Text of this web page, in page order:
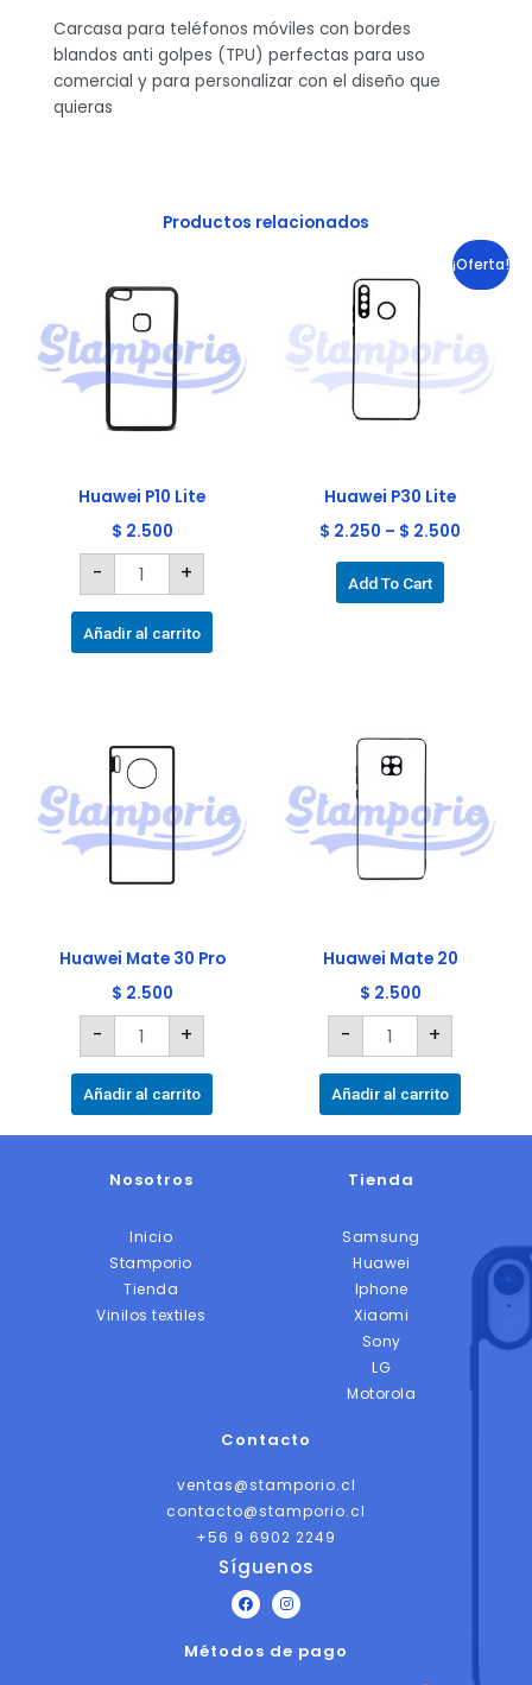
Carcasa para teléfonos móviles con bordes
blandos anti golpes (TPU) perfectas para uso
comercial y para personalizar con el diseño que
quieras
Productos relacionados
Huawei P10 Lite
$ 2.500
-
Lite
cantidad
+
Añadir al carrito
¡Oferta!
Huawei P30 Lite
$ 2.250 – $ 2.500
Add To Cart
Este
producto
múltiples
variantes.
Las
elegir
en
de
Huawei Mate 30 Pro
$ 2.500
-
30
Pro
cantidad
+
Añadir al carrito
Huawei Mate 20
$ 2.500
-
20
cantidad
+
Añadir al carrito
Nosotros
Inicio
Stamporio
Tienda
Vinilos textiles
Tienda
Samsung
Huawei
Iphone
Xiaomi
Sony
LG
Motorola
Contacto
ventas@stamporio.cl
contacto@stamporio.cl
+56 9 6902 2249
Síguenos
F
a
e
I
n
t
Métodos de pago